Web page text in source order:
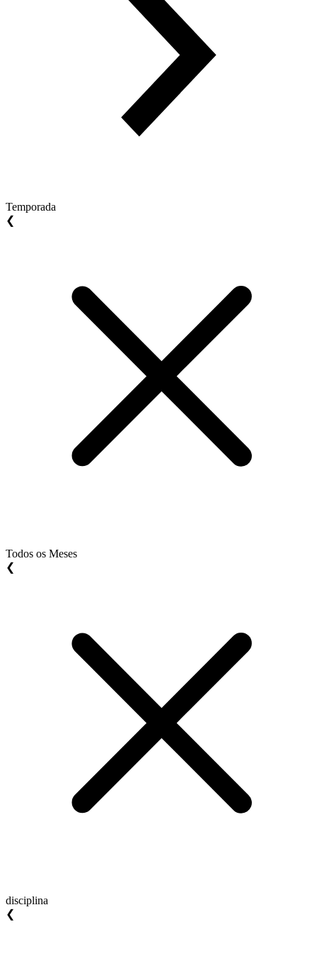
Temporada
❮
Todos os Meses
❮
disciplina
❮